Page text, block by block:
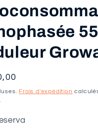
Frais d'expédition